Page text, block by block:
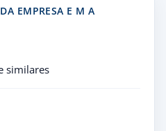
EMPRESA E M A
similares